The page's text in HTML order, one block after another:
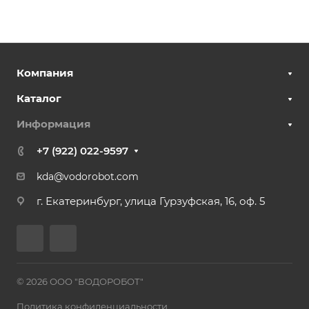
Компания
Каталог
Информация
+7 (922) 022-9597
kda@vodorobot.com
г. Екатеринбург, улица Гурзуфская, 16, оф. 5
© 2026 ООО "ВОДОРОБОТ"
Политика конфиденциальности